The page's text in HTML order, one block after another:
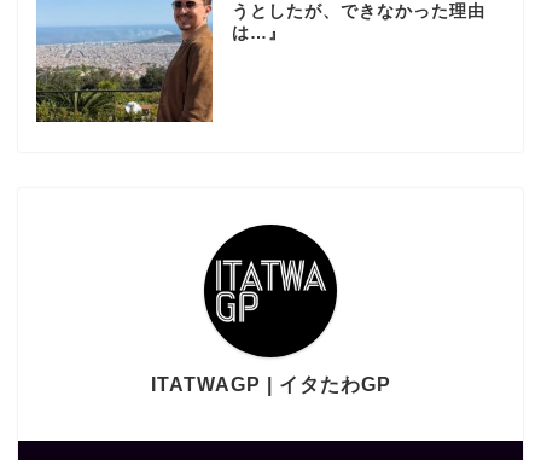
うとしたが、できなかった理由
は…』
ITATWAGP | イタたわGP